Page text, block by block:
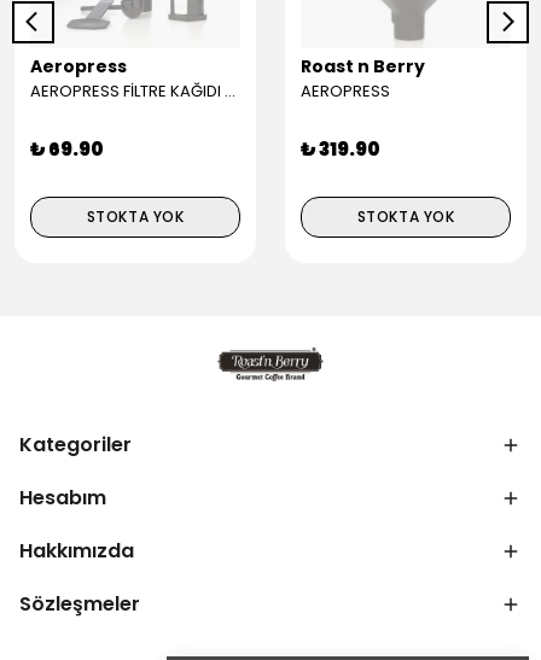
Aeropress
AEROPRESS FİLTRE KAĞIDI (350)
₺ 69.90
STOKTA YOK
Roast n Berry
AEROPRESS
₺ 319.90
STOKTA YOK
Kategoriler
Hesabım
Hakkımızda
Sözleşmeler